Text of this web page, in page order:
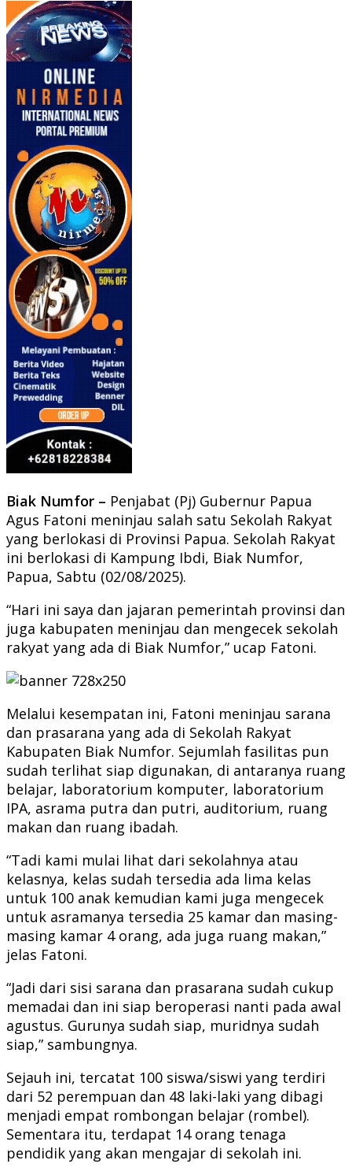
Biak Numfor – Penjabat (Pj) Gubernur Papua
Agus Fatoni meninjau salah satu Sekolah Rakyat
yang berlokasi di Provinsi Papua. Sekolah Rakyat
ini berlokasi di Kampung Ibdi, Biak Numfor,
Papua, Sabtu (02/08/2025).
“Hari ini saya dan jajaran pemerintah provinsi dan
juga kabupaten meninjau dan mengecek sekolah
rakyat yang ada di Biak Numfor,” ucap Fatoni.
Melalui kesempatan ini, Fatoni meninjau sarana
dan prasarana yang ada di Sekolah Rakyat
Kabupaten Biak Numfor. Sejumlah fasilitas pun
sudah terlihat siap digunakan, di antaranya ruang
belajar, laboratorium komputer, laboratorium
IPA, asrama putra dan putri, auditorium, ruang
makan dan ruang ibadah.
“Tadi kami mulai lihat dari sekolahnya atau
kelasnya, kelas sudah tersedia ada lima kelas
untuk 100 anak kemudian kami juga mengecek
untuk asramanya tersedia 25 kamar dan masing-
masing kamar 4 orang, ada juga ruang makan,”
jelas Fatoni.
“Jadi dari sisi sarana dan prasarana sudah cukup
memadai dan ini siap beroperasi nanti pada awal
agustus. Gurunya sudah siap, muridnya sudah
siap,” sambungnya.
Sejauh ini, tercatat 100 siswa/siswi yang terdiri
dari 52 perempuan dan 48 laki-laki yang dibagi
menjadi empat rombongan belajar (rombel).
Sementara itu, terdapat 14 orang tenaga
pendidik yang akan mengajar di sekolah ini.